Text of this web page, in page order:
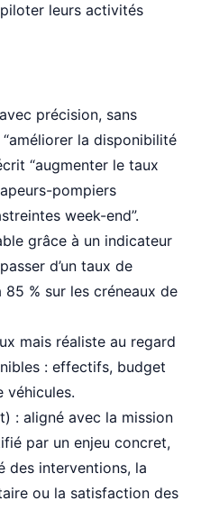
leurs activités
précision, sans
la disponibilité
“augmenter le taux
pompiers
week-end”.
grâce à un indicateur
d’un taux de
% sur les créneaux de
mais réaliste au regard
: effectifs, budget
véhicules.
: aligné avec la mission
par un enjeu concret,
des interventions, la
ou la satisfaction des